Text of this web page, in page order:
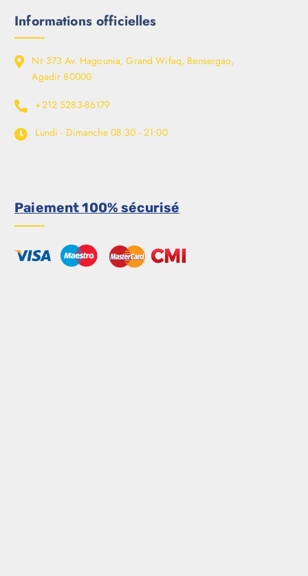
Informations officielles
Nr 373 Av. Hagounia, Grand Wifaq, Bensergao,
Agadir 80000
+212 5283-86179
Lundi - Dimanche 08:30 - 21:00
Paiement 100% sécurisé